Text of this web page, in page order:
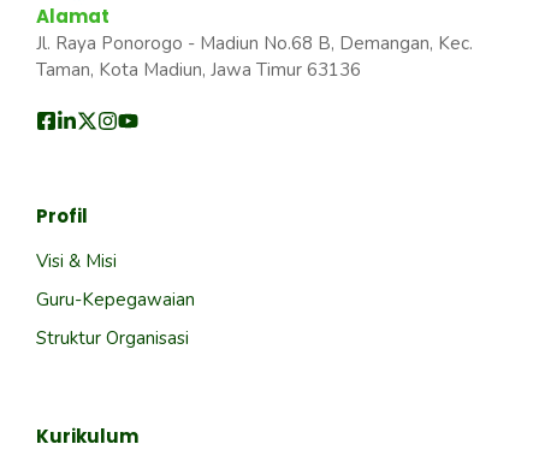
Alamat
Jl. Raya Ponorogo - Madiun No.68 B, Demangan, Kec.
Taman, Kota Madiun, Jawa Timur 63136
Profil
Visi & Misi
Guru-Kepegawaian
Struktur Organisasi
Kurikulum